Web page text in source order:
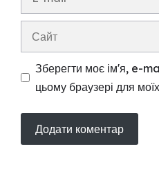
Зберегти моє ім'я, e-
цьому браузері для